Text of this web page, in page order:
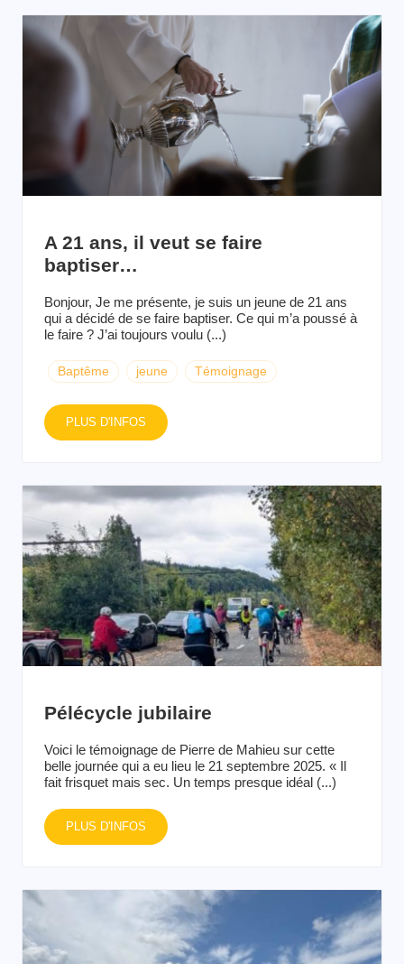
A 21 ans, il veut se faire
baptiser…
Bonjour, Je me présente, je suis un jeune de 21 ans
qui a décidé de se faire baptiser. Ce qui m’a poussé à
le faire ? J’ai toujours voulu (...)
Baptême jeune Témoignage
PLUS D'INFOS
Pélécycle jubilaire
Voici le témoignage de Pierre de Mahieu sur cette
belle journée qui a eu lieu le 21 septembre 2025. « Il
fait frisquet mais sec. Un temps presque idéal (...)
PLUS D'INFOS